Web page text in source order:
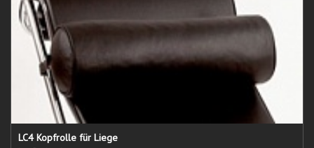
LC4 Kopfrolle für Liege